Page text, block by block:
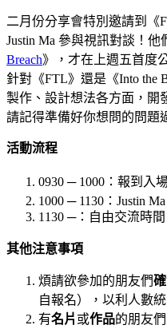
二月份分享會特別邀請到《
Justin Ma 參與視訊對談！
Breach》，才在上週五首度
針對《FTL》還是《Into the
製作、設計想法各方面，開
請記得準備好你想問的問題
活動流程
0930 ─ 1000：報到入
1000 ─ 1130：Justin
1130 ─：自由交流時
其他注意事項
煩請欲參加的朋友們
自報名），以利人數統
有名片 或作品的朋友